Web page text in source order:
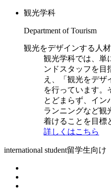
観光学科
Department of Tourism
観光をデザインする人
観光学科では、単
ンドスタッフを目
え、「観光をデザ
を行っています。
とどまらず、イン
ランニングなど観
着けることを目標
詳しくはこちら
international student留学生向け